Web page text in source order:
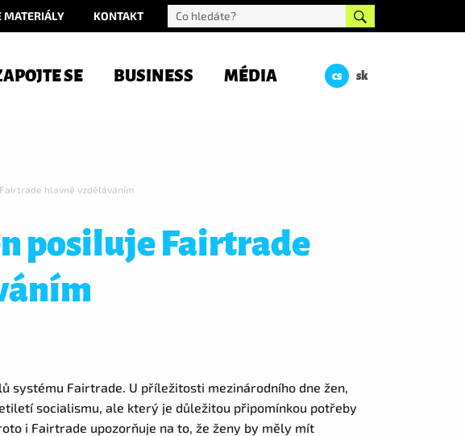
MATERIÁLY KONTAKT
SE BUSINESS MÉDIA cs sk
hlavně vzděláváním
posiluje Fairtrade
systému Fairtrade. U příležitosti mezinárodního dne žen,
socialismu, ale který je důležitou připomínkou potřeby
i Fairtrade upozorňuje na to, že ženy by měly mít